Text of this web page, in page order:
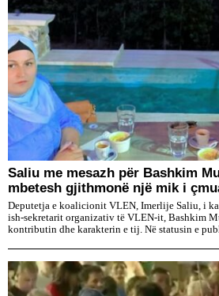
Saliu me mesazh për Bashkim
mbetesh gjithmonë një mik i
Deputetja e koalicionit VLEN, Imerlije Saliu, i
ish-sekretarit organizativ të VLEN-it, Bashkim
kontributin dhe karakterin e tij. Në statusin e